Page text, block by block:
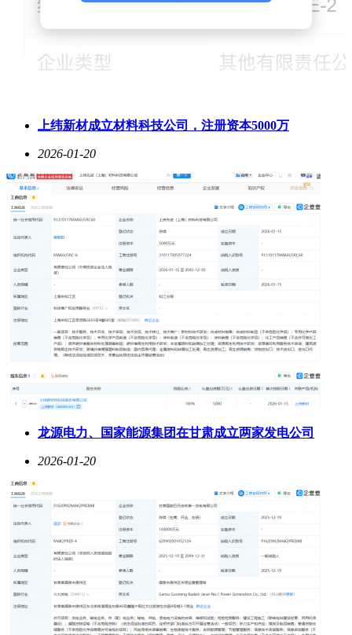
上纬新材成立材料科技公司，注册资本5000万
2026-01-20
龙源电力、国家能源集团在甘肃成立两家发电公司
2026-01-20